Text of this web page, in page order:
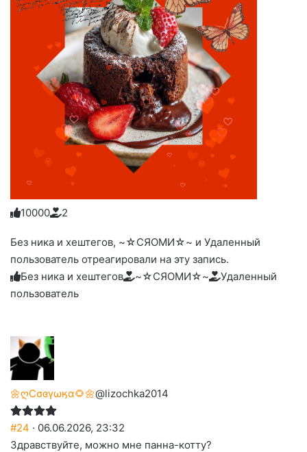
Голосуйте
вверх.
1
Нажмите
реакцию:
0
Нажмите
реакцию:
до
слез
0
Нажмите
реакцию:
0
Нажмите
реакцию:
0
Нажмите
благодарю
2
Без ника и хештегов, ~☆СЯОМИ☆~ и Удаленный
пользователь отреагировали на эту запись.
Без ника и хештегов
~☆СЯОМИ☆~
Удаленный
пользователь
🌼ღСσɞγωӄα🌻🌼@lizochka2014
#24 · 06.06.2026, 23:32
Здравствуйте, можно мне панна-котту?